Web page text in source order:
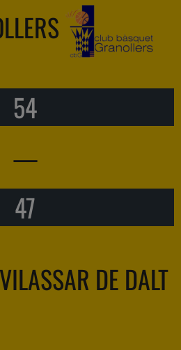
54
—
47
DE DALT